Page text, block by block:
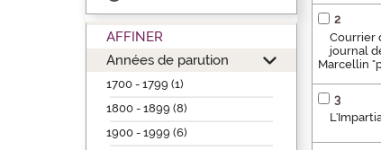
AFFINER
Années de parution
1700 - 1799 (1)
1800 - 1899 (8)
1900 - 1999 (6)
2
Courrier
journal
Marcellin
3